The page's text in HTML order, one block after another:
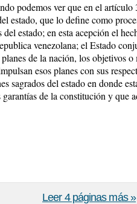
podemos ver que en el
estado, que lo define como
estado; en esta acepción el
venezolana; el Estado
de la nación, los objetivos
esos planes con sus
sagrados del estado en donde
de la constitución y que
Leer 4 páginas más »